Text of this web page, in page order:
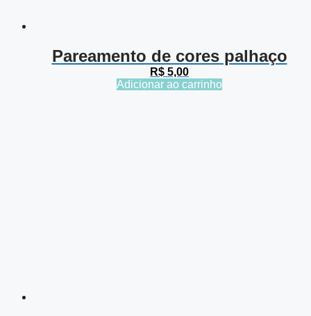
Pareamento de cores palhaço
R$ 5,00
Adicionar ao carrinho